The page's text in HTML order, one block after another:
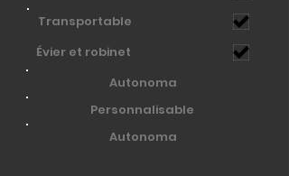
Transportable
Évier et robinet
Autonoma
Personnalisable
Autonoma